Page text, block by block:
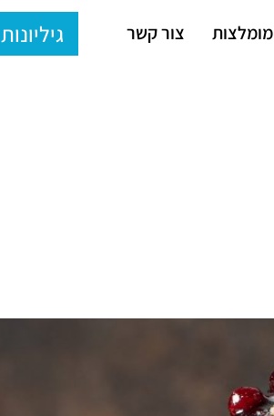
צור קשר גיליונות